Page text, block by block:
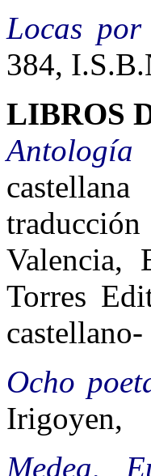
Locas
384,
LIBROS
Antología
Valencia,
Torres
Ocho
Irigoyen,
Medea,